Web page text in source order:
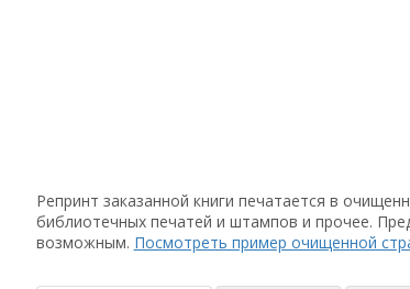
Репринт заказанной книги печатается в
библиотечных печатей и штампов и прочее.
возможным. Посмотреть пример очищенной